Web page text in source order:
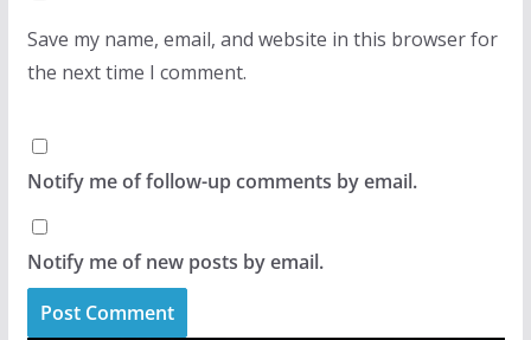
Save my name, email, and website in this browser for
the next time I comment.
Notify me of follow-up comments by email.
Notify me of new posts by email.